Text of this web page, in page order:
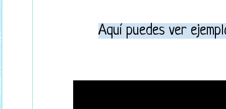
Aquí puedes ver